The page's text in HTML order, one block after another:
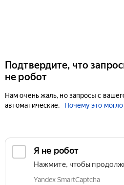
Подтвердите, что
не робот
Нам очень жаль, но запросы с
автоматические.
Почему это